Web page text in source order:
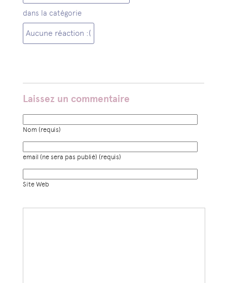
dans la catégorie
Aucune réaction :(
Laissez un commentaire
Nom (requis)
email (ne sera pas publié) (requis)
Site Web